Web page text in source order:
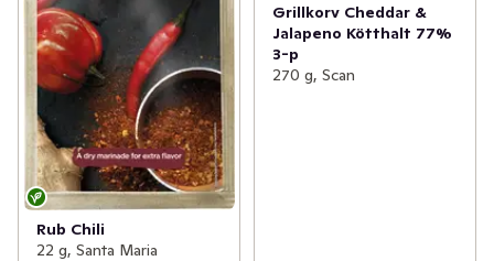
Rub Chili
22 g, Santa Maria
Grillkorv Cheddar &
Jalapeno Kötthalt 77%
3-p
270 g, Scan